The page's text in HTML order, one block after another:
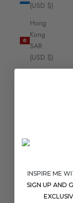
(USD $)
Hong
Kong
SAR
(USD $)
(USD $)
Iraq
INSPIRE ME
SIGN UP AND